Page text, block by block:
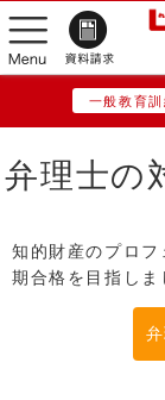
一般教育
弁理士の
知的財産のプロ
期合格を目指しま